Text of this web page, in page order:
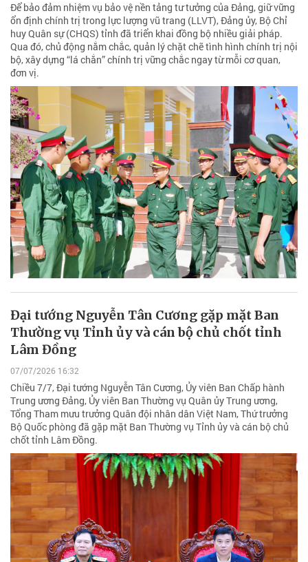
Để bảo đảm nhiệm vụ bảo vệ nền tảng tư tưởng của Đảng, giữ vững
ổn định chính trị trong lực lượng vũ trang (LLVT), Đảng ủy, Bộ Chỉ
huy Quân sự (CHQS) tỉnh đã triển khai đồng bộ nhiều giải pháp.
Qua đó, chủ động nắm chắc, quản lý chặt chẽ tình hình chính trị nội
bộ, xây dựng “lá chắn” chính trị vững chắc ngay từ mỗi cơ quan,
đơn vị.
Đại tướng Nguyễn Tân Cương gặp mặt Ban
Thường vụ Tỉnh ủy và cán bộ chủ chốt tỉnh
Lâm Đồng
07/07/2026 16:32
Chiều 7/7, Đại tướng Nguyễn Tân Cương, Ủy viên Ban Chấp hành
Trung ương Đảng, Ủy viên Ban Thường vụ Quân ủy Trung ương,
Tổng Tham mưu trưởng Quân đội nhân dân Việt Nam, Thứ trưởng
Bộ Quốc phòng đã gặp mặt Ban Thường vụ Tỉnh ủy và cán bộ chủ
chốt tỉnh Lâm Đồng.